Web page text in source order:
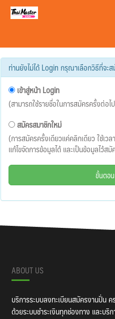
ท่านยังไม่ได้ Login กรุณาเลือกวิธีที่จะ
เข้าสู่หน้า Login
(สามารถใช้รายชื่อในการสมัครครั้งต่อไ
สมัครสมาชิกใหม่
(การสมัครครั้งเดียวแค่คลิกเดียว ใช้เว
แก้ไขจัดการข้อมูลได้ และเป็นข้อมูลไว้
ABOUT US
บริการระบบลงทะเบียนสมัครงานปั่น
ด้วยระบบชำระเงินทุกช่องทาง และบริ